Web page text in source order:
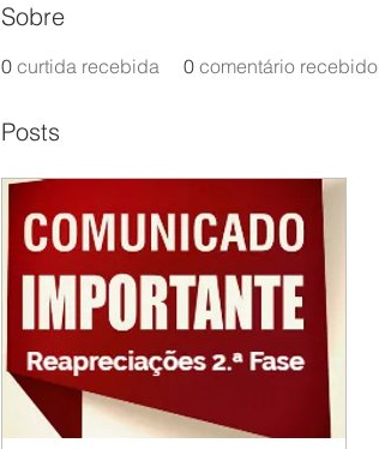
Sobre
0 curtida recebida 0 comentário recebido
Posts